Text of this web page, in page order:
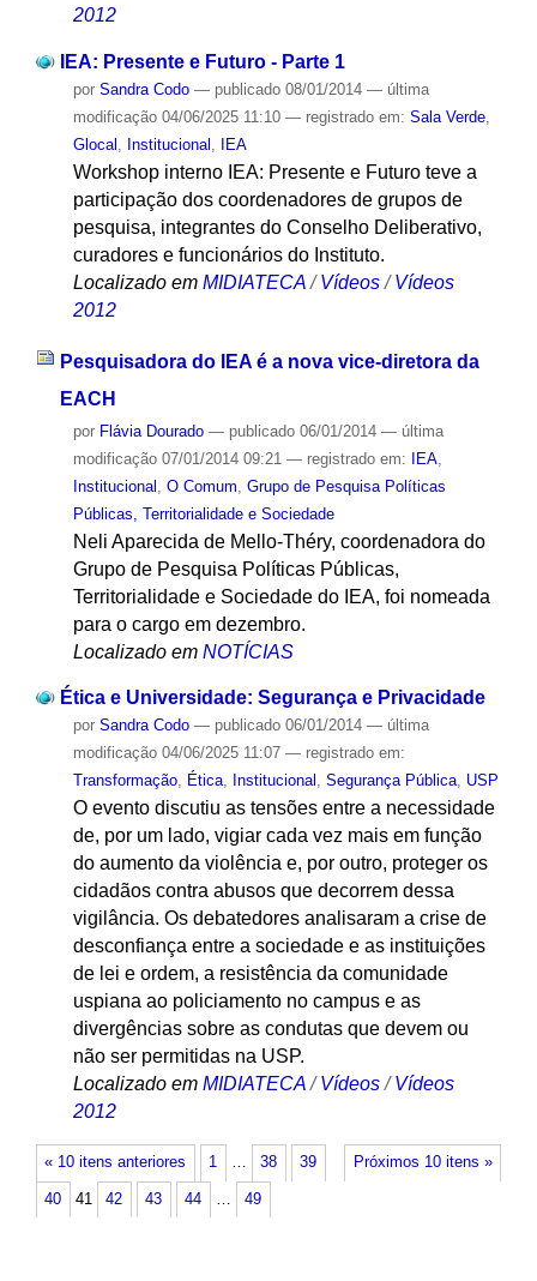
2012
IEA: Presente e Futuro - Parte 1
por Sandra Codo — publicado08/01/2014 — última
modificação04/06/2025 11:10 — registrado em: Sala Verde,
Glocal
Institucional IEA
Workshop interno IEA: Presente e Futuro teve a
participação dos coordenadores de grupos de
pesquisa, integrantes do Conselho Deliberativo,
curadores e funcionários do Instituto.
Localizado em MIDIATECA /Vídeos /Vídeos
2012
Pesquisadora do IEA é a nova vice-diretora da
EACH
por Flávia Dourado — publicado06/01/2014 — última
modificação07/01/2014 09:21 — registrado em: IEA,
Institucional O Comum Grupo de Pesquisa Políticas
Públicas, Territorialidade e Sociedade
Neli Aparecida de Mello-Théry, coordenadora do
Grupo de Pesquisa Políticas Públicas,
Territorialidade e Sociedade do IEA, foi nomeada
para o cargo em dezembro.
Localizado em NOTÍCIAS
Ética e Universidade: Segurança e Privacidade
por Sandra Codo — publicado06/01/2014 — última
modificação04/06/2025 11:07 — registrado em:
Transformação, Ética, Institucional , Segurança Pública, USP
O evento discutiu as tensões entre a necessidade
de, por um lado, vigiar cada vez mais em função
do aumento da violência e, por outro, proteger os
cidadãos contra abusos que decorrem dessa
vigilância. Os debatedores analisaram a crise de
desconfiança entre a sociedade e as instituições
de lei e ordem, a resistência da comunidade
uspiana ao policiamento no campus e as
divergências sobre as condutas que devem ou
não ser permitidas na USP.
Localizado em MIDIATECA /Vídeos /Vídeos
2012
« 10 itens anteriores Próximos 10 itens »
1 … 38 39
40 41 42 43 44 … 49